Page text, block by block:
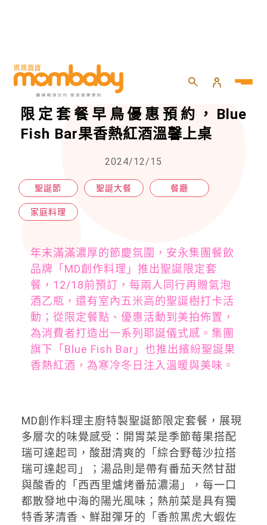
HOME 親子 家庭料理
呼叫熱紅酒迷！MD創作料理聖誕
限定套餐早鳥優惠預約，Blue
Fish Bar果香熱紅酒溫馨上桌
2024/12/15
聖誕節 聖誕大餐 餐廳
家庭料理
年末滿滿濃厚的節慶氛圍，安永集團餐飲
品牌「MD創作料理」推出聖誕限定套
餐，12/18前預訂，每兩人同行再贈氣泡
酒乙瓶，還有室內五米高的聖誕樹打卡活
動；從限定餐點、優惠活動到美拍佈置，
為消費者打造出一系列耶誕儀式感。集團
旗下「Blue Fish Bar」也推出繽紛聖誕果
香熱紅酒，為寒冷冬日注入溫暖與美味。
MD創作料理主廚特製聖誕節限定套餐，展現
多層次的味覺感受：開胃菜是季節莓果搭配
瑞可達起司，酸甜清爽的「綜合野莓沙拉搭
瑞可達起司」；湯品則是帶有番茄天然甘甜
與酸香的「西西里爐烤番茄濃湯」，每一口
都散發地中海的陽光風味；熱前菜是具有獨
特香茅清香、鮮甜彈牙的「香煎黑虎大蝦佐